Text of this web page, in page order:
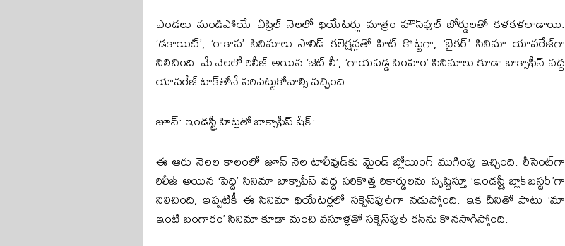
ఎండలు మండిపోయే ఏప్రిల్ నెలలో థియేటర్లు మాత్రం హౌస్‌ఫుల్ బోర్డులతో కళకళలాడాయి.
‘డకాయిట్’, ‘రాకాస’ సినిమాలు సాలిడ్ కలెక్షన్లతో హిట్ కొట్టగా, ‘బైకర్’ సినిమా యావరేజ్‌గా
నిలిచింది. మే నెలలో రిలీజ్ అయిన ‘జెట్ లీ’, ‘గాయపడ్డ సింహం’ సినిమాలు కూడా బాక్సాఫీస్ వద్ద
యావరేజ్ టాక్‌తోనే సరిపెట్టుకోవాల్సి వచ్చింది.
జూన్: ఇండస్ట్రీ హిట్లతో బాక్సాఫీస్ షేక్:
ఈ ఆరు నెలల కాలంలో జూన్ నెల టాలీవుడ్‌కు మైండ్ బ్లోయింగ్ ముగింపు ఇచ్చింది. రీసెంట్‌గా
రిలీజ్ అయిన ‘పెద్ది’ సినిమా బాక్సాఫీస్ వద్ద సరికొత్త రికార్డులను సృష్టిస్తూ ‘ఇండస్ట్రీ బ్లాక్‌బస్టర్’గా
నిలిచింది, ఇప్పటికీ ఈ సినిమా థియేటర్లలో సక్సెస్‌ఫుల్‌గా నడుస్తోంది. ఇక దీనితో పాటు ‘మా
ఇంటి బంగారం’ సినిమా కూడా మంచి వసూళ్లతో సక్సెస్‌ఫుల్ రన్‌ను కొనసాగిస్తోంది.